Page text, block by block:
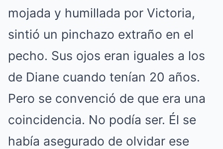
mojada y humillada por Victoria,
sintió un pinchazo extraño en el
pecho. Sus ojos eran iguales a los
de Diane cuando tenían 20 años.
Pero se convenció de que era una
coincidencia. No podía ser. Él se
había asegurado de olvidar ese